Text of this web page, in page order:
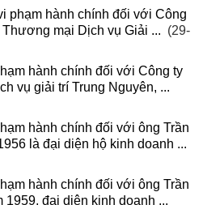
phạm hành chính đối với Công
mại Dịch vụ Giải ... (29-
hành chính đối với Công ty
vụ giải trí Trung Nguyên, ...
hành chính đối với ông Trần
là đại diện hộ kinh doanh ...
hành chính đối với ông Trần
đại diện kinh doanh ...